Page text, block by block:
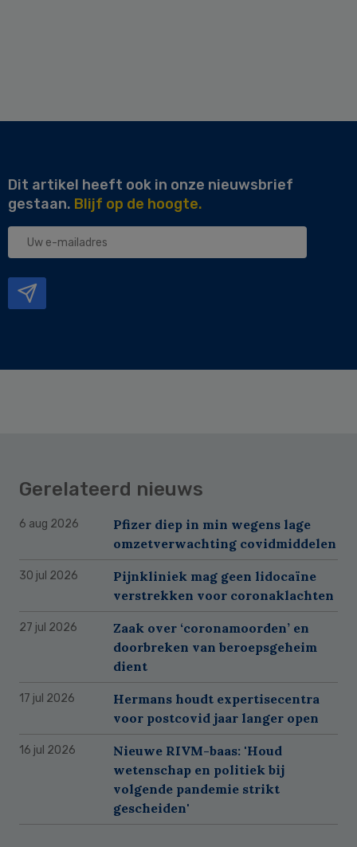
Dit artikel heeft ook in onze nieuwsbrief
gestaan. Blijf op de hoogte.
Uw
Gerelateerd nieuws
6 aug 2026
Pfizer diep in min wegens lage
omzetverwachting covidmiddelen
30 jul 2026
Pijnkliniek mag geen lidocaïne
verstrekken voor coronaklachten
27 jul 2026
Zaak over ‘coronamoorden’ en
doorbreken van beroepsgeheim
dient
17 jul 2026
Hermans houdt expertisecentra
voor postcovid jaar langer open
16 jul 2026
Nieuwe RIVM-baas: 'Houd
wetenschap en politiek bij
volgende pandemie strikt
gescheiden'